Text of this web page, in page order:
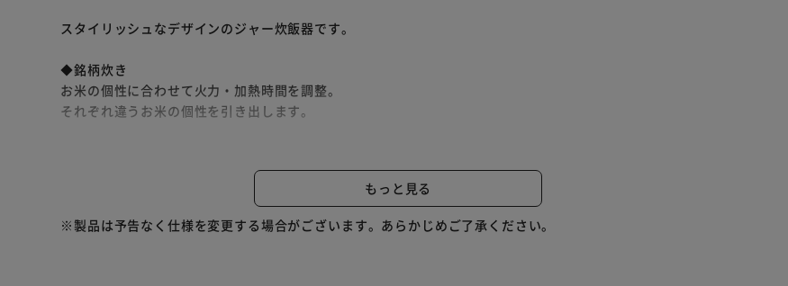
スタイリッシュなデザインのジャー炊飯器です。
◆銘柄炊き
お米の個性に合わせて火力・加熱時間を調整。
それぞれ違うお米の個性を引き出します。
やわらか：消化に良い、やわらかい食感を好む人にオススメ
もっと見る
※製品は予告なく仕様を変更する場合がございます。あらかじめご了承ください。